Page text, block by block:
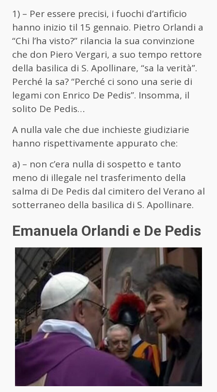
1) – Per essere precisi, i fuochi d’artificio
hanno inizio til 15 gennaio. Pietro Orlandi a
“Chi l’ha visto?” rilancia la sua convinzione
che don Piero Vergari, a suo tempo rettore
della basilica di S. Apollinare, “sa la verità”.
Perché la sa? “Perché ci sono una serie di
legami con Enrico De Pedis”. Insomma, il
solito De Pedis…
A nulla vale che due inchieste giudiziarie
hanno rispettivamente appurato che:
a) – non c’era nulla di sospetto e tanto
meno di illegale nel trasferimento della
salma di De Pedis dal cimitero del Verano al
sotterraneo della basilica di S. Apollinare.
Emanuela Orlandi e De Pedis